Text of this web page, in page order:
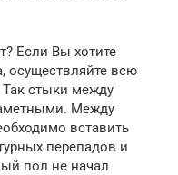
Если Вы хотите
осуществляйте всю
Так стыки между
Между
вставить
перепадов и
пол не начал